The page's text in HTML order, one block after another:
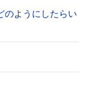
のようにしたらい